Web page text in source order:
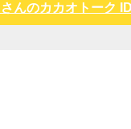
んのカカオトーク